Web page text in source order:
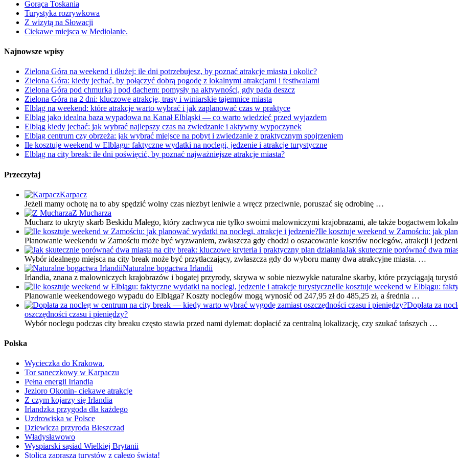
Gorąca Toskania
Turystyka rozrywkowa
Z wizytą na Słowacji
Ciekawe miejsca w Mediolanie.
Najnowsze wpisy
Zielona Góra na weekend i dłużej: ile dni potrzebujesz, by poznać atrakcje miasta i okolic?
Zielona Góra: kiedy jechać, by połączyć dobrą pogodę z lokalnymi atrakcjami i festiwalami
Zielona Góra pod chmurką i pod dachem: pomysły na aktywności, gdy pada deszcz
Zielona Góra na 2 dni: kluczowe atrakcje, trasy i winiarskie tajemnice miasta
Elbląg na weekend: które atrakcje warto wybrać i jak zaplanować czas w praktyce
Elbląg jako idealna baza wypadowa na Kanał Elbląski — co warto wiedzieć przed wyjazdem
Elbląg kiedy jechać: jak wybrać najlepszy czas na zwiedzanie i aktywny wypoczynek
Elbląg centrum czy obrzeża: jak wybrać miejsce na pobyt i zwiedzanie z praktycznym spojrzeniem
Ile kosztuje weekend w Elblągu: faktyczne wydatki na noclegi, jedzenie i atrakcje turystyczne
Elbląg na city break: ile dni poświęcić, by poznać najważniejsze atrakcje miasta?
Przeczytaj
Karpacz
Jeżeli mamy ochotę na to aby spędzić wolny czas niezbyt leniwie a wręcz przeciwnie, poruszać się odrobinę …
Z Mucharza
Mucharz to ukryty skarb Beskidu Małego, który zachwyca nie tylko swoimi malowniczymi krajobrazami, ale także bogactwem
Ile kosztuje weekend w Zamościu: jak
Planowanie weekendu w Zamościu może być wyzwaniem, zwłaszcza gdy chodzi o oszacowanie kosztów noclegów, atrakcji i
Jak skutecznie porównać dwa
Wybór idealnego miejsca na city break może być przytłaczający, zwłaszcza gdy do wyboru mamy dwa atrakcyjne miasta. …
Naturalne bogactwa Irlandii
Irlandia, znana z malowniczych krajobrazów i bogatej przyrody, skrywa w sobie niezwykłe naturalne skarby, które przyciągają
Ile kosztuje weekend w Elblągu:
Planowanie weekendowego wypadu do Elbląga? Koszty noclegów mogą wynosić od 247,95 zł do 485,25 zł, a średnia …
Dopłata za
oszczędności czasu i pieniędzy?
Wybór noclegu podczas city breaku często stawia przed nami dylemat: dopłacić za centralną lokalizację, czy szukać tańszych …
Polska
Wycieczka do Krakowa.
Tor saneczkowy w Karpaczu
Pełna energii Irlandia
Jezioro Okonin- ciekawe atrakcje
Z czym kojarzy się Irlandia
Irlandzka przygoda dla każdego
Uzdrowiska w Polsce
Dziewicza przyroda Bieszczad
Władysławowo
Wyspiarski sąsiad Wielkiej Brytanii
Stolica zaprasza turystów z całego świata!